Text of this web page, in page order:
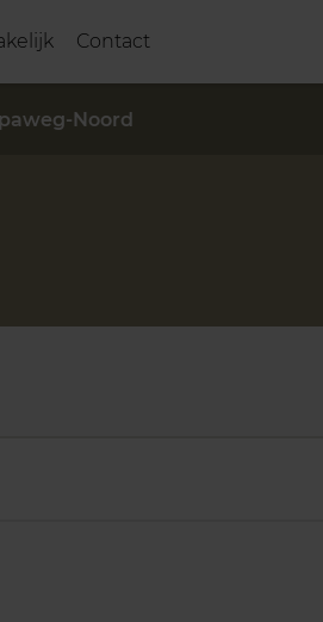
Contact
Noord